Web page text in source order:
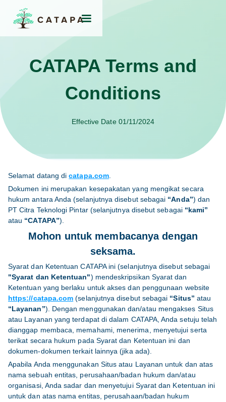
CATAPA Terms and
Conditions
Effective Date 01/11/2024
Selamat datang dicatapa.com.
Dokumen ini merupakan kesepakatan yang mengikat secara
hukum antara Anda (selanjutnya disebut sebagai “Anda”) dan
PT Citra Teknologi Pintar (selanjutnya disebut sebagai “kami”
atau “CATAPA”).
Mohon untuk membacanya dengan
seksama.
Syarat dan Ketentuan CATAPA ini (selanjutnya disebut sebagai
"Syarat dan Ketentuan") mendeskripsikan Syarat dan
Ketentuan yang berlaku untuk akses dan penggunaan website
https://catapa.com (selanjutnya disebut sebagai “Situs” atau
“Layanan”). Dengan menggunakan dan/atau mengakses Situs
atau Layanan yang terdapat di dalam CATAPA, Anda setuju telah
dianggap membaca, memahami, menerima, menyetujui serta
terikat secara hukum pada Syarat dan Ketentuan ini dan
dokumen-dokumen terkait lainnya (jika ada).
Apabila Anda menggunakan Situs atau Layanan untuk dan atas
nama sebuah entitas, perusahaan/badan hukum dan/atau
organisasi, Anda sadar dan menyetujui Syarat dan Ketentuan ini
untuk dan atas nama entitas, perusahaan/badan hukum